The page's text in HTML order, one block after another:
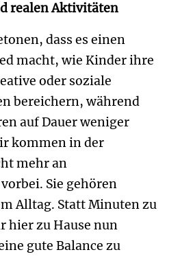
realen Aktivitäten
dass es einen
macht, wie Kinder ihre
oder soziale
bereichern, während
auf Dauer weniger
kommen in der
mehr an
Sie gehören
Alltag. Statt Minuten zu
hier zu Hause nun
gute Balance zu